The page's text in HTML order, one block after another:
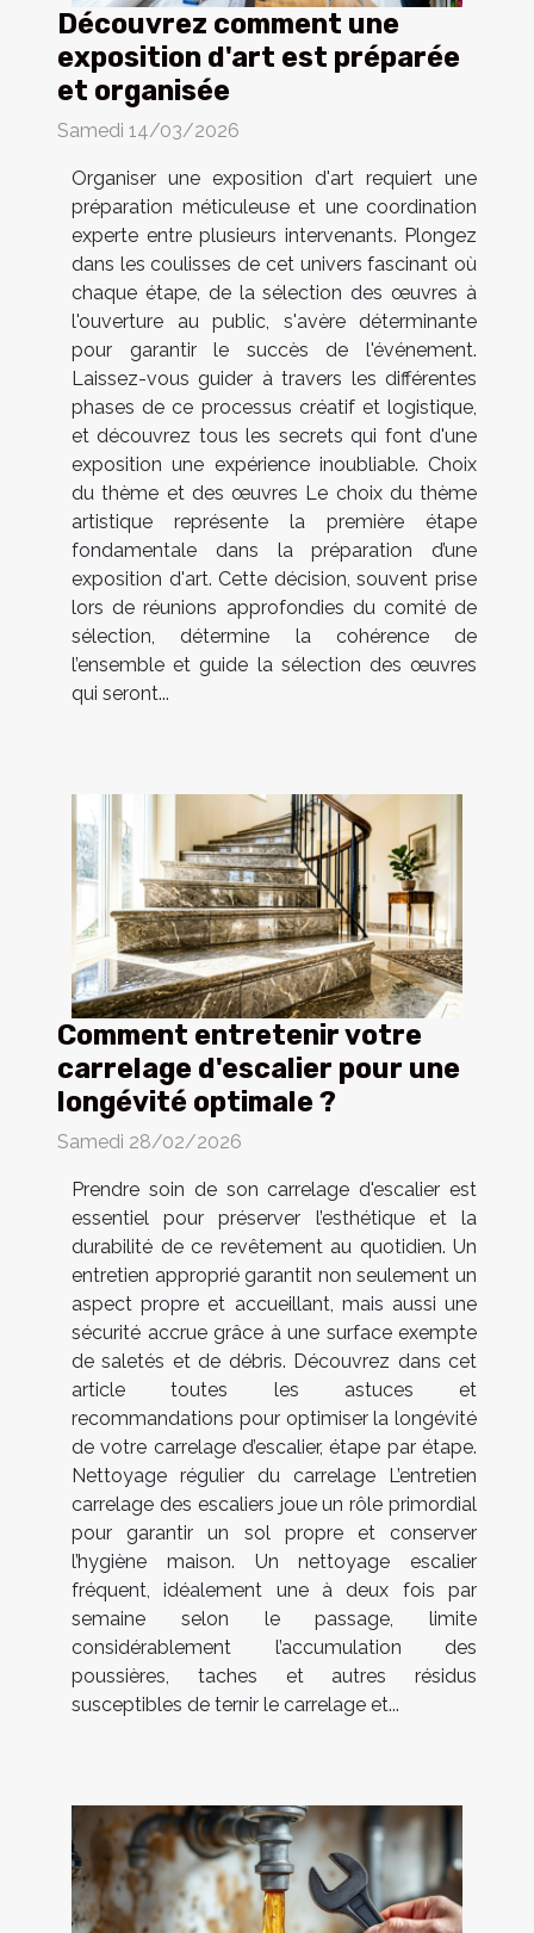
Découvrez comment une
exposition d'art est préparée
et organisée
Samedi 14/03/2026
Organiser une exposition d'art requiert une
préparation méticuleuse et une coordination
experte entre plusieurs intervenants. Plongez
dans les coulisses de cet univers fascinant où
chaque étape, de la sélection des œuvres à
l'ouverture au public, s'avère déterminante
pour garantir le succès de l'événement.
Laissez-vous guider à travers les différentes
phases de ce processus créatif et logistique,
et découvrez tous les secrets qui font d'une
exposition une expérience inoubliable. Choix
du thème et des œuvres Le choix du thème
artistique représente la première étape
fondamentale dans la préparation d’une
exposition d'art. Cette décision, souvent prise
lors de réunions approfondies du comité de
sélection, détermine la cohérence de
l’ensemble et guide la sélection des œuvres
qui seront...
Comment entretenir votre
carrelage d'escalier pour une
longévité optimale ?
Samedi 28/02/2026
Prendre soin de son carrelage d'escalier est
essentiel pour préserver l’esthétique et la
durabilité de ce revêtement au quotidien. Un
entretien approprié garantit non seulement un
aspect propre et accueillant, mais aussi une
sécurité accrue grâce à une surface exempte
de saletés et de débris. Découvrez dans cet
article toutes les astuces et
recommandations pour optimiser la longévité
de votre carrelage d’escalier, étape par étape.
Nettoyage régulier du carrelage L’entretien
carrelage des escaliers joue un rôle primordial
pour garantir un sol propre et conserver
l’hygiène maison. Un nettoyage escalier
fréquent, idéalement une à deux fois par
semaine selon le passage, limite
considérablement l’accumulation des
poussières, taches et autres résidus
susceptibles de ternir le carrelage et...